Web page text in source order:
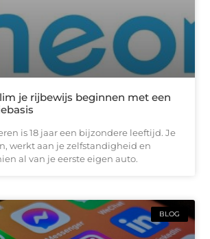
je rijbewijs beginnen met een
is 18 jaar een bijzondere leeftijd. Je
werkt aan je zelfstandigheid en
al van je eerste eigen auto.
BLOG